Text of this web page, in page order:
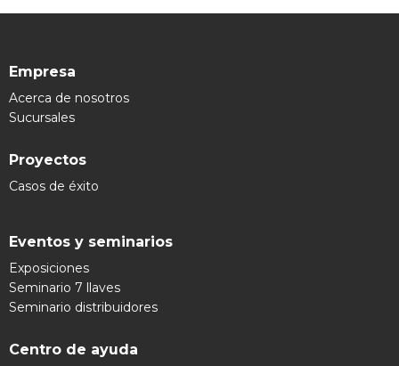
Empresa
Acerca de nosotros
Sucursales
Proyectos
Casos de éxito
Eventos y seminarios
Exposiciones
Seminario 7 llaves
Seminario distribuidores
Centro de ayuda